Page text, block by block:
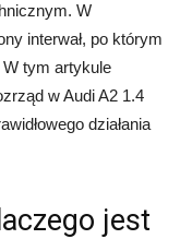
W
interwał, po którym
tym artykule
w Audi A2 1.4
działania
jest